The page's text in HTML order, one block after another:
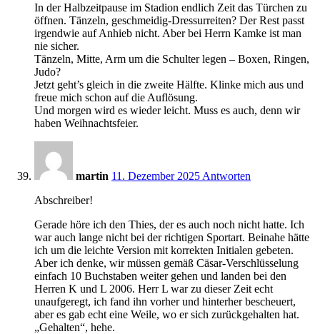
In der Halbzeitpause im Stadion endlich Zeit das Türchen zu
öffnen. Tänzeln, geschmeidig-Dressurreiten? Der Rest passt
irgendwie auf Anhieb nicht. Aber bei Herrn Kamke ist man
nie sicher.
Tänzeln, Mitte, Arm um die Schulter legen – Boxen, Ringen,
Judo?
Jetzt geht’s gleich in die zweite Hälfte. Klinke mich aus und
freue mich schon auf die Auflösung.
Und morgen wird es wieder leicht. Muss es auch, denn wir
haben Weihnachtsfeier.
martin 11. Dezember 2025 Antworten
Abschreiber!
Gerade höre ich den Thies, der es auch noch nicht hatte. Ich
war auch lange nicht bei der richtigen Sportart. Beinahe hätte
ich um die leichte Version mit korrekten Initialen gebeten.
Aber ich denke, wir müssen gemäß Cäsar-Verschlüsselung
einfach 10 Buchstaben weiter gehen und landen bei den
Herren K und L 2006. Herr L war zu dieser Zeit echt
unaufgeregt, ich fand ihn vorher und hinterher bescheuert,
aber es gab echt eine Weile, wo er sich zurückgehalten hat.
„Gehalten“, hehe.